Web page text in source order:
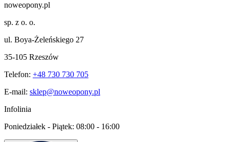
noweopony.pl
sp. z o. o.
ul. Boya-Żeleńskiego 27
35-105 Rzeszów
Telefon: +48 730 730 705
E-mail: sklep@noweopony.pl
Infolinia
Poniedziałek - Piątek: 08:00 - 16:00